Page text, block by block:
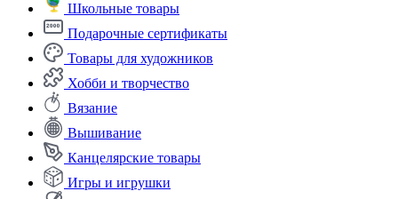
Школьные товары
Подарочные сертификаты
Товары для художников
Хобби и творчество
Вязание
Вышивание
Канцелярские товары
Игры и игрушки